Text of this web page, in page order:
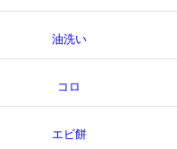
油洗い
コロ
エビ餅